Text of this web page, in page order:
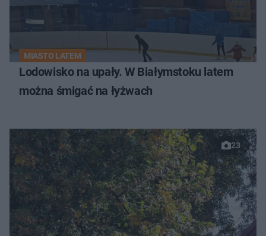
MIASTO LATEM
Lodowisko na upały. W Białymstoku latem
można śmigać na łyżwach
23